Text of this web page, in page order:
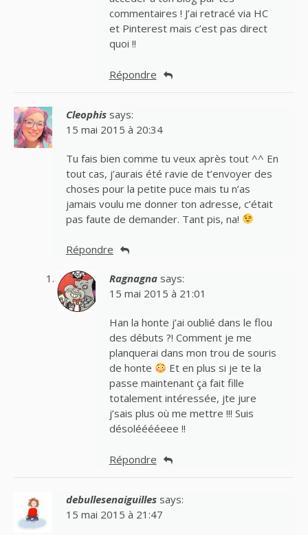
commentaires ! J’ai retracé via HC
et Pinterest mais c’est pas direct
quoi !!
Répondre
Cleophis says:
15 mai 2015 à 20:34
Tu fais bien comme tu veux après tout ^^ En
tout cas, j’aurais été ravie de t’envoyer des
choses pour la petite puce mais tu n’as
jamais voulu me donner ton adresse, c’était
pas faute de demander. Tant pis, na!
Répondre
Ragnagna says:
15 mai 2015 à 21:01
Han la honte j’ai oublié dans le flou
des débuts ?! Comment je me
planquerai dans mon trou de souris
de honte
Et en plus si je te la
passe maintenant ça fait fille
totalement intéressée, jte jure
j’sais plus où me mettre !!! Suis
désolééééeee !!
Répondre
debullesenaiguilles says:
15 mai 2015 à 21:47